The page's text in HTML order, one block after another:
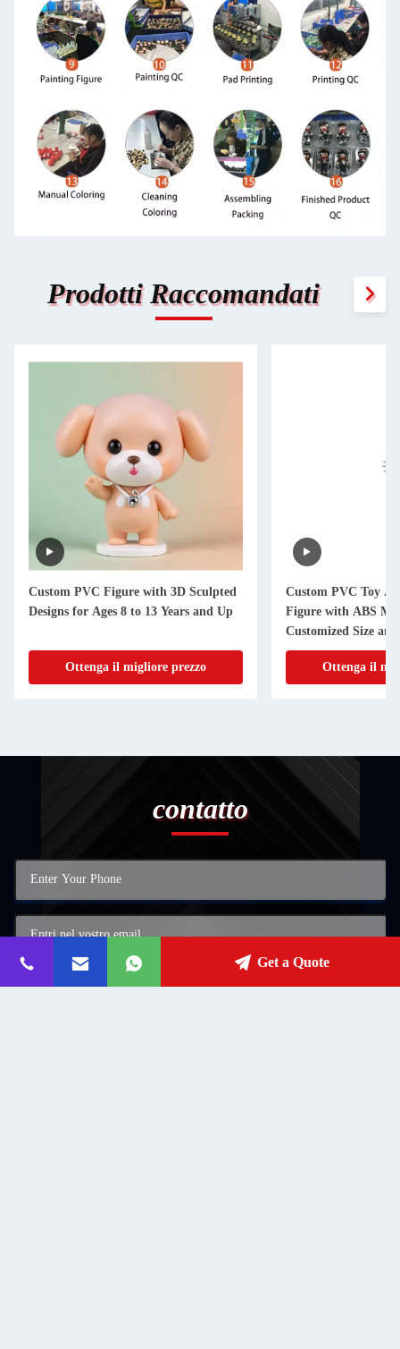
Prodotti Raccomandati
Custom PVC Figure with 3D Sculpted
Designs for Ages 8 to 13 Years and Up
Ottenga il migliore prezzo
Custom PVC Toy
Figure with ABS
Customized Size
Ottenga il
contatto
Get a Quote